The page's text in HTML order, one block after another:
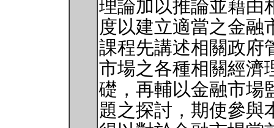
理論加以推論並藉由
度以建立適當之金融
課程先講述相關政府
市場之各種相關經濟
礎，再輔以金融市場
題之探討，期使參與